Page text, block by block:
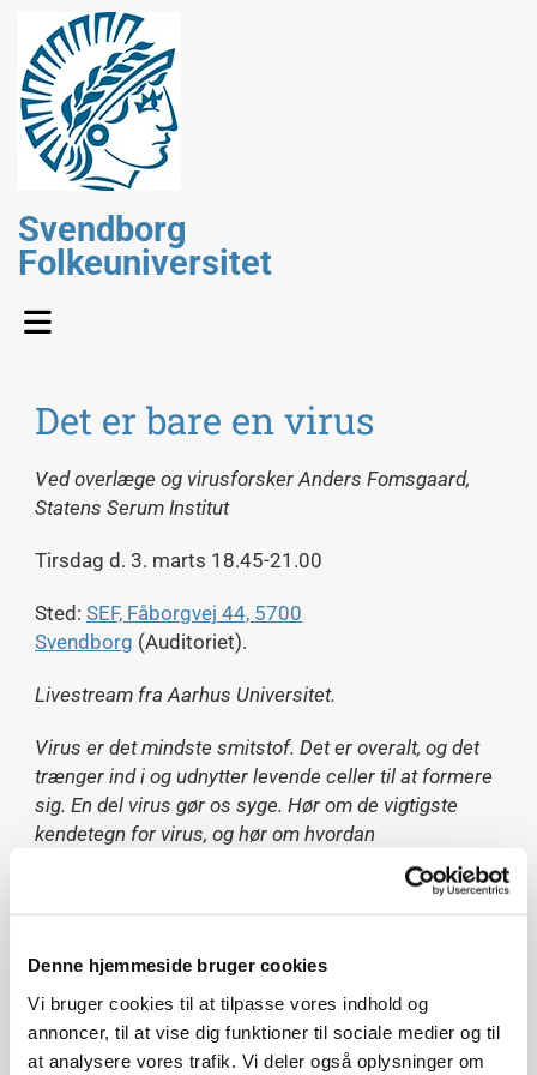
Denne hjemmeside bruger cookies
Vi bruger cookies til at tilpasse vores indhold og
annoncer, til at vise dig funktioner til sociale medier og til
at analysere vores trafik. Vi deler også oplysninger om
Svendborg
Folkeuniversitet
Det er bare en virus
Ved overlæge og virusforsker Anders Fomsgaard,
Statens Serum Institut
Tirsdag d. 3. marts 18.45-21.00
Sted: SEF, Fåborgvej 44, 5700
Svendborg (Auditoriet).
Livestream fra Aarhus Universitet.
Virus er det mindste smitstof. Det er overalt, og det
trænger ind i og udnytter levende celler til at formere
sig. En del virus gør os syge. Hør om de vigtigste
kendetegn for virus, og hør om hvordan
virusforskerne må tænke for at bekæmpe dem .
Virus er det mindste smitstof. Udenfor vores celler
stofskifte og som ikke er i stand til at formere sig
alene. Det er blot ”en pose af protein med noget
genmateriale indeni”. Men indeni vores celler sker
der noget. Dér overtager virus kontrollen af vores